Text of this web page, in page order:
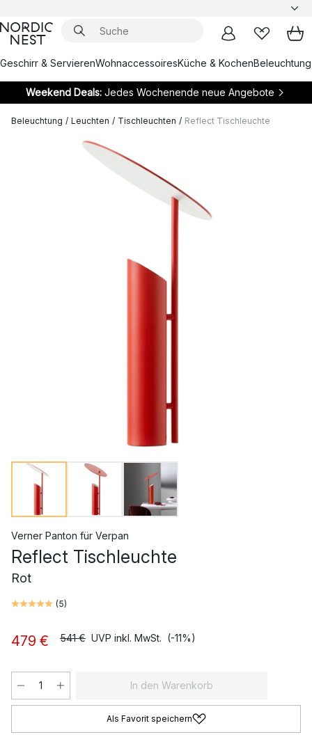
Geschirr & ServierenWohnaccessoiresKüche & KochenBeleuchtung
Weekend Deals:Jedes Wochenende neue Angebote
Beleuchtung / Leuchten / Tischleuchten / Reflect Tischleuchte
Verner Panton für Verpan
Reflect Tischleuchte
Rot
(5)
479 € 541 € UVP inkl. MwSt. (-11%)
In den Warenkorb
Als Favorit speichern